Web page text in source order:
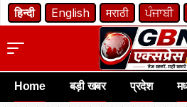
हिन्दी English मराठी ਪੰਜਾਬੀ
Home बड़ी खबर प्रदेश